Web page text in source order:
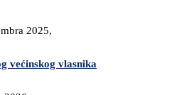
2025,
većinskog vlasnika